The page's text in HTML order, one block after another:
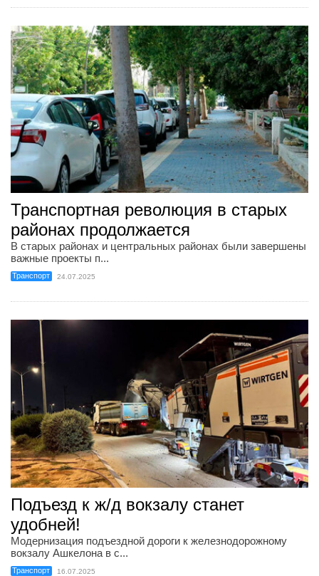
Транспортная революция в старых
районах продолжается
В старых районах и центральных районах были завершены
важные проекты п...
Транспорт 24.07.2025
Подъезд к ж/д вокзалу станет
удобней!
Модернизация подъездной дороги к железнодорожному
вокзалу Ашкелона в с...
Транспорт 16.07.2025